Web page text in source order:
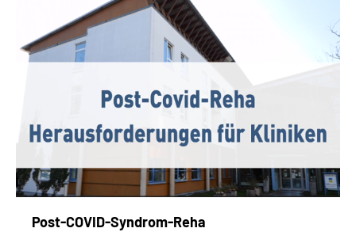
Post-COVID-Syndrom-Reha